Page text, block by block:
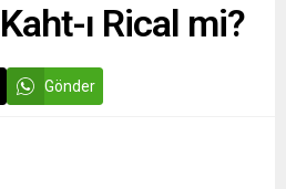
ı Rical mi?
Gönder